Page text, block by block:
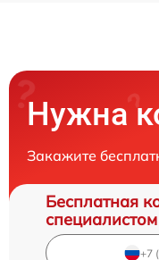
Нужна
Закажите
Бесплатная
специалистом